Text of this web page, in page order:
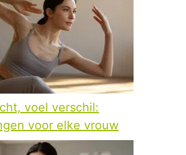
voel verschil:
voor elke vrouw